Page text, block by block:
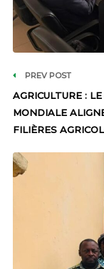
PREV POST
AGRICULTURE :
MONDIALE
FILIÈRES